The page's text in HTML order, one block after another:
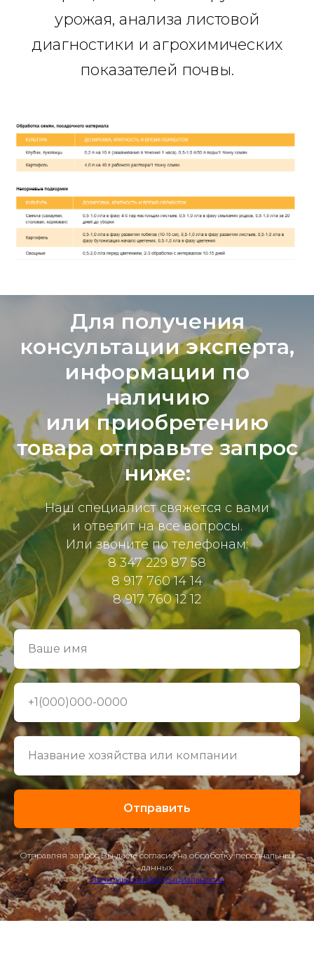
урожая, анализа листовой
диагностики и агрохимических
показателей почвы.
Для получения
консультации эксперта,
информации по
наличию
или приобретению
товара отправьте запрос
ниже:
Наш специалист свяжется с вами
и ответит на все вопросы.
Или звоните по телефонам:
8 347 229 87 58
8 917 760 14 14
8 917 760 12 12
Отправить
Отправляя запрос Вы даете согласие на обработку персональных
данных.
Политика конфиденциальности